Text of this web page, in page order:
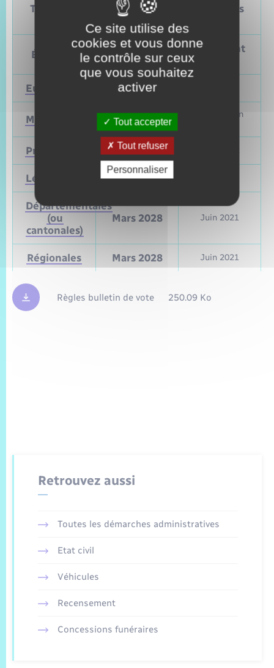
Tableau – Dates et périodicité des élections
politiques
Élections
Prochain
vote
Précédent
Européennes 9 juin 2024
Municipales 2026
Mars et juin
Présidentielle 2027
Législatives 2027
Départementales
(ou
cantonales)
Mars 2028 Juin 2021
Régionales Mars 2028 Juin 2021
Règles bulletin de vote 250.09 Ko
Retrouvez aussi
Toutes les démarches administratives
Etat civil
Véhicules
Recensement
Concessions funéraires
Ce site utilise des
cookies et vous donne
le contrôle sur ceux
que vous souhaitez
activer
Tout accepter
Tout refuser
Personnaliser